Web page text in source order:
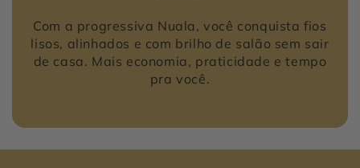
Com a progressiva Nuala, você conquista fios
lisos, alinhados e com brilho de salão sem sair
de casa. Mais economia, praticidade e tempo
pra você.